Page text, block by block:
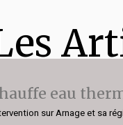
eau
sur Arnage et sa